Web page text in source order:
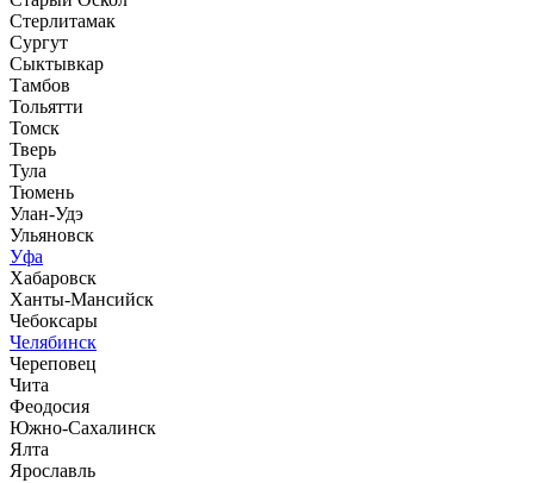
Стерлитамак
Сургут
Сыктывкар
Тамбов
Тольятти
Томск
Тверь
Тула
Тюмень
Улан-Удэ
Ульяновск
Уфа
Хабаровск
Ханты-Мансийск
Чебоксары
Челябинск
Череповец
Чита
Феодосия
Южно-Сахалинск
Ялта
Ярославль